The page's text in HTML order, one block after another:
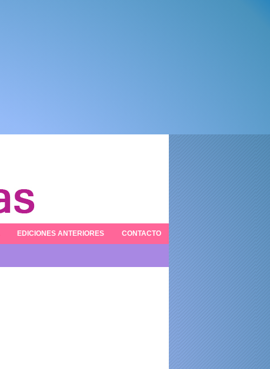
EDICIONES ANTERIORES CONTACTO